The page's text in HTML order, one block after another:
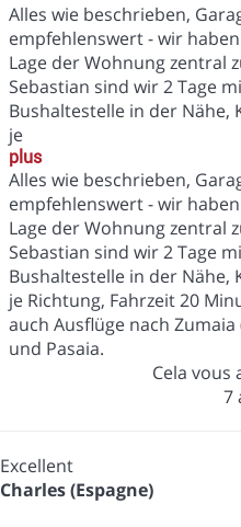
Alles wie beschrieben,
empfehlenswert - wir
Lage der Wohnung zentral
Sebastian sind wir 2 Tage
Bushaltestelle in der Nähe,
je
plus
Alles wie beschrieben,
empfehlenswert - wir
Lage der Wohnung zentral
Sebastian sind wir 2 Tage
Bushaltestelle in der Nähe,
je Richtung, Fahrzeit 20
auch Ausflüge nach
und Pasaia.
Cela vous
7
Excellent
Charles (Espagne)